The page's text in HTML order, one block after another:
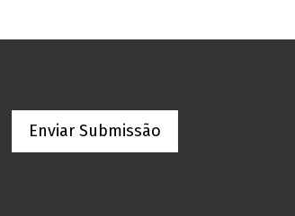
Enviar Submissão